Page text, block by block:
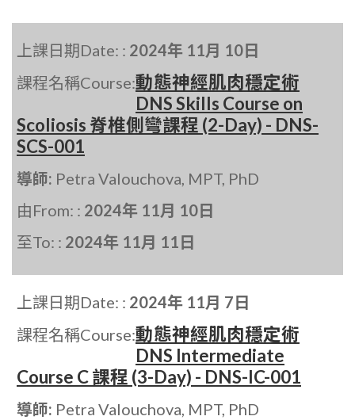
上課日期Date: : 2024年 11月 10日
課程名稱Course:動態神經肌肉穩定術
DNS Skills Course on
Scoliosis 脊椎側彎課程 (2-Day) - DNS-
SCS-001
導師: Petra Valouchova, MPT, PhD
由From: : 2024年 11月 10日
至To: : 2024年 11月 11日
上課日期Date: : 2024年 11月 7日
課程名稱Course:動態神經肌肉穩定術
DNS Intermediate
Course C 課程 (3-Day) - DNS-IC-001
導師: Petra Valouchova, MPT, PhD